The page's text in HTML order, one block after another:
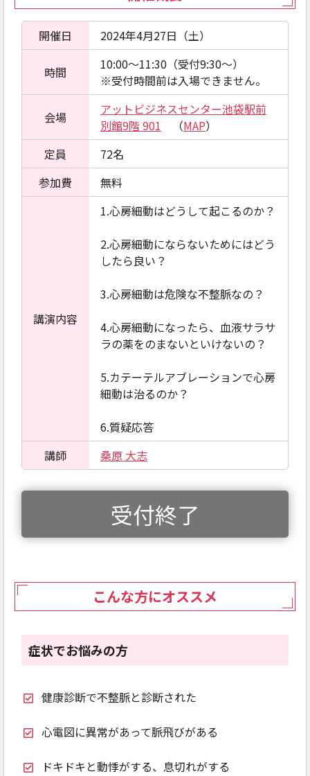
開催日 2024年4月27日（土）
時間
10:00～11:30（受付9:30～）
※受付時間前は入場できません。
会場
アットビジネスセンター池袋駅前
別館9階 901 （MAP）
定員
72名
参加費
無料
講演内容
1.心房細動はどうして起こるのか？
2.心房細動にならないためにはどう
したら良い？
3.心房細動は危険な不整脈なの？
4.心房細動になったら、血液サラサ
ラの薬をのまないといけないの？
5.カテーテルアブレーションで心房
細動は治るのか？
6.質疑応答
講師
桑原 大志
受付終了
こんな方にオススメ
症状でお悩みの方
健康診断で不整脈と診断された
心電図に異常があって脈飛びがある
ドキドキと動悸がする、息切れがする